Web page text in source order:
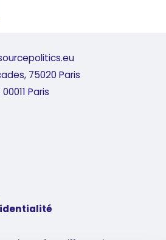
75020 Paris
00011 Paris